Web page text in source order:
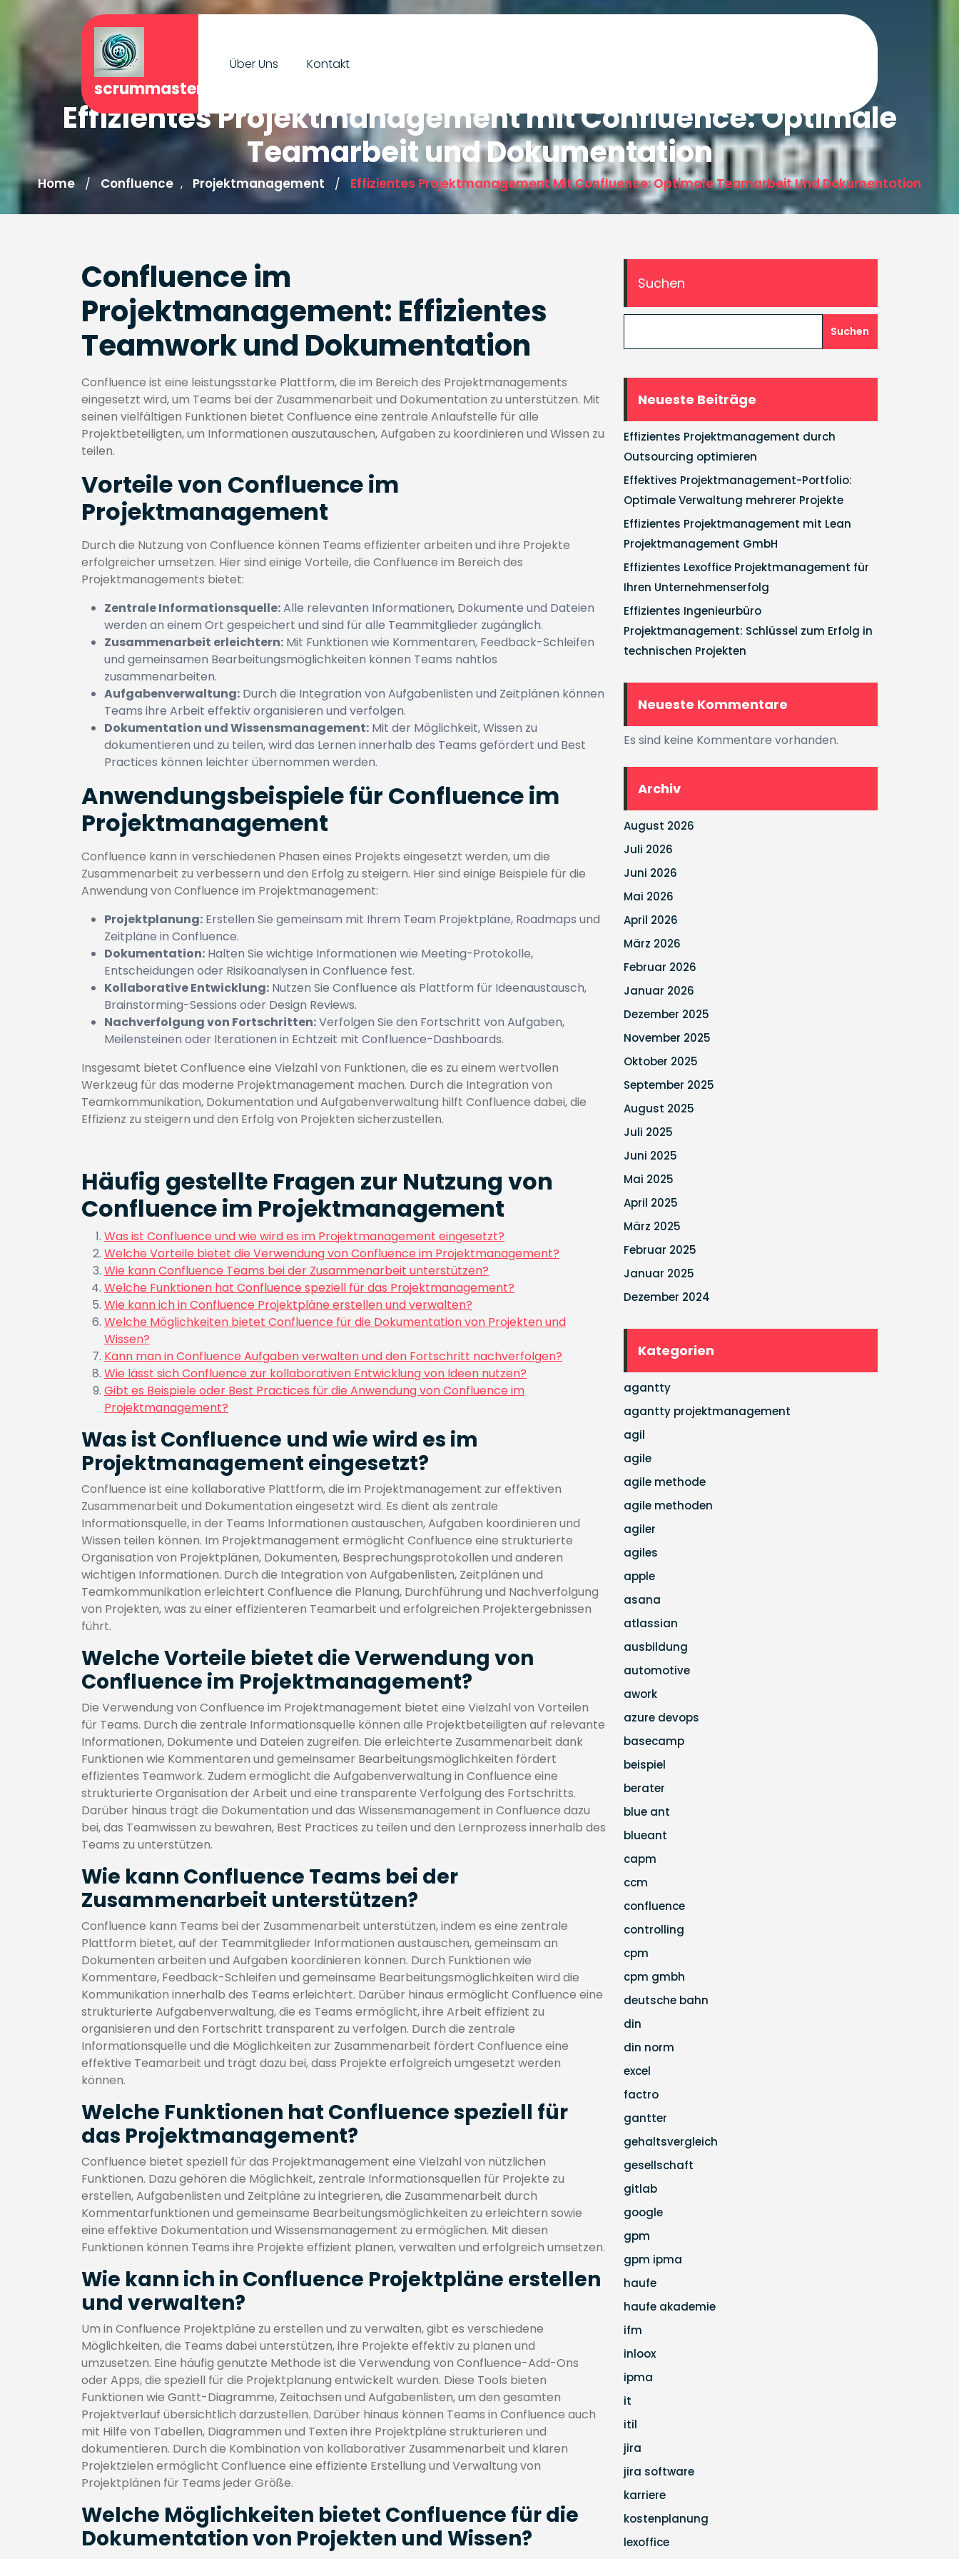
content
scrummasterjournal.de
Über Uns Kontakt
Effizientes Projektmanagement mit Confluence: Optimale
Teamarbeit und Dokumentation
Home / Confluence , Projektmanagement / Effizientes Projektmanagement Mit Confluence: Optimale Teamarbeit Und Dokumentation
Confluence im
Projektmanagement: Effizientes
Teamwork und Dokumentation
Confluence ist eine leistungsstarke Plattform, die im Bereich des Projektmanagements
eingesetzt wird, um Teams bei der Zusammenarbeit und Dokumentation zu unterstützen. Mit
seinen vielfältigen Funktionen bietet Confluence eine zentrale Anlaufstelle für alle
Projektbeteiligten, um Informationen auszutauschen, Aufgaben zu koordinieren und Wissen zu
teilen.
Vorteile von Confluence im
Projektmanagement
Durch die Nutzung von Confluence können Teams effizienter arbeiten und ihre Projekte
erfolgreicher umsetzen. Hier sind einige Vorteile, die Confluence im Bereich des
Projektmanagements bietet:
Zentrale Informationsquelle:Alle relevanten Informationen, Dokumente und Dateien
werden an einem Ort gespeichert und sind für alle Teammitglieder zugänglich.
Zusammenarbeit erleichtern: Mit Funktionen wie Kommentaren, Feedback-Schleifen
und gemeinsamen Bearbeitungsmöglichkeiten können Teams nahtlos
zusammenarbeiten.
Aufgabenverwaltung: Durch die Integration von Aufgabenlisten und Zeitplänen können
Teams ihre Arbeit effektiv organisieren und verfolgen.
Dokumentation und Wissensmanagement: Mit der Möglichkeit, Wissen zu
dokumentieren und zu teilen, wird das Lernen innerhalb des Teams gefördert und Best
Practices können leichter übernommen werden.
Anwendungsbeispiele für Confluence im
Projektmanagement
Confluence kann in verschiedenen Phasen eines Projekts eingesetzt werden, um die
Zusammenarbeit zu verbessern und den Erfolg zu steigern. Hier sind einige Beispiele für die
Anwendung von Confluence im Projektmanagement:
Projektplanung: Erstellen Sie gemeinsam mit Ihrem Team Projektpläne, Roadmaps und
Zeitpläne in Confluence.
Dokumentation: Halten Sie wichtige Informationen wie Meeting-Protokolle,
Entscheidungen oder Risikoanalysen in Confluence fest.
Kollaborative Entwicklung: Nutzen Sie Confluence als Plattform für Ideenaustausch,
Brainstorming-Sessions oder Design Reviews.
Nachverfolgung von Fortschritten:Verfolgen Sie den Fortschritt von Aufgaben,
Meilensteinen oder Iterationen in Echtzeit mit Confluence-Dashboards.
Insgesamt bietet Confluence eine Vielzahl von Funktionen, die es zu einem wertvollen
Werkzeug für das moderne Projektmanagement machen. Durch die Integration von
Teamkommunikation, Dokumentation und Aufgabenverwaltung hilft Confluence dabei, die
Effizienz zu steigern und den Erfolg von Projekten sicherzustellen.
Häufig gestellte Fragen zur Nutzung von
Confluence im Projektmanagement
Was ist Confluence und wie wird es im Projektmanagement eingesetzt?
Welche Vorteile bietet die Verwendung von Confluence im Projektmanagement?
Wie kann Confluence Teams bei der Zusammenarbeit unterstützen?
Welche Funktionen hat Confluence speziell für das Projektmanagement?
Wie kann ich in Confluence Projektpläne erstellen und verwalten?
Welche Möglichkeiten bietet Confluence für die Dokumentation von Projekten und
Wissen?
Kann man in Confluence Aufgaben verwalten und den Fortschritt nachverfolgen?
Wie lässt sich Confluence zur kollaborativen Entwicklung von Ideen nutzen?
Gibt es Beispiele oder Best Practices für die Anwendung von Confluence im
Projektmanagement?
Was ist Confluence und wie wird es im
Projektmanagement eingesetzt?
Confluence ist eine kollaborative Plattform, die im Projektmanagement zur effektiven
Zusammenarbeit und Dokumentation eingesetzt wird. Es dient als zentrale
Informationsquelle, in der Teams Informationen austauschen, Aufgaben koordinieren und
Wissen teilen können. Im Projektmanagement ermöglicht Confluence eine strukturierte
Organisation von Projektplänen, Dokumenten, Besprechungsprotokollen und anderen
wichtigen Informationen. Durch die Integration von Aufgabenlisten, Zeitplänen und
Teamkommunikation erleichtert Confluence die Planung, Durchführung und Nachverfolgung
von Projekten, was zu einer effizienteren Teamarbeit und erfolgreichen Projektergebnissen
führt.
Welche Vorteile bietet die Verwendung von
Confluence im Projektmanagement?
Die Verwendung von Confluence im Projektmanagement bietet eine Vielzahl von Vorteilen
für Teams. Durch die zentrale Informationsquelle können alle Projektbeteiligten auf relevante
Informationen, Dokumente und Dateien zugreifen. Die erleichterte Zusammenarbeit dank
Funktionen wie Kommentaren und gemeinsamer Bearbeitungsmöglichkeiten fördert
effizientes Teamwork. Zudem ermöglicht die Aufgabenverwaltung in Confluence eine
strukturierte Organisation der Arbeit und eine transparente Verfolgung des Fortschritts.
Darüber hinaus trägt die Dokumentation und das Wissensmanagement in Confluence dazu
bei, das Teamwissen zu bewahren, Best Practices zu teilen und den Lernprozess innerhalb des
Teams zu unterstützen.
Wie kann Confluence Teams bei der
Zusammenarbeit unterstützen?
Confluence kann Teams bei der Zusammenarbeit unterstützen, indem es eine zentrale
Plattform bietet, auf der Teammitglieder Informationen austauschen, gemeinsam an
Dokumenten arbeiten und Aufgaben koordinieren können. Durch Funktionen wie
Kommentare, Feedback-Schleifen und gemeinsame Bearbeitungsmöglichkeiten wird die
Kommunikation innerhalb des Teams erleichtert. Darüber hinaus ermöglicht Confluence eine
strukturierte Aufgabenverwaltung, die es Teams ermöglicht, ihre Arbeit effizient zu
organisieren und den Fortschritt transparent zu verfolgen. Durch die zentrale
Informationsquelle und die Möglichkeiten zur Zusammenarbeit fördert Confluence eine
effektive Teamarbeit und trägt dazu bei, dass Projekte erfolgreich umgesetzt werden
können.
Welche Funktionen hat Confluence speziell für
das Projektmanagement?
Confluence bietet speziell für das Projektmanagement eine Vielzahl von nützlichen
Funktionen. Dazu gehören die Möglichkeit, zentrale Informationsquellen für Projekte zu
erstellen, Aufgabenlisten und Zeitpläne zu integrieren, die Zusammenarbeit durch
Kommentarfunktionen und gemeinsame Bearbeitungsmöglichkeiten zu erleichtern sowie
eine effektive Dokumentation und Wissensmanagement zu ermöglichen. Mit diesen
Funktionen können Teams ihre Projekte effizient planen, verwalten und erfolgreich umsetzen.
Wie kann ich in Confluence Projektpläne erstellen
und verwalten?
Um in Confluence Projektpläne zu erstellen und zu verwalten, gibt es verschiedene
Möglichkeiten, die Teams dabei unterstützen, ihre Projekte effektiv zu planen und
umzusetzen. Eine häufig genutzte Methode ist die Verwendung von Confluence-Add-Ons
oder Apps, die speziell für die Projektplanung entwickelt wurden. Diese Tools bieten
Funktionen wie Gantt-Diagramme, Zeitachsen und Aufgabenlisten, um den gesamten
Projektverlauf übersichtlich darzustellen. Darüber hinaus können Teams in Confluence auch
mit Hilfe von Tabellen, Diagrammen und Texten ihre Projektpläne strukturieren und
dokumentieren. Durch die Kombination von kollaborativer Zusammenarbeit und klaren
Projektzielen ermöglicht Confluence eine effiziente Erstellung und Verwaltung von
Projektplänen für Teams jeder Größe.
Welche Möglichkeiten bietet Confluence für die
Dokumentation von Projekten und Wissen?
Suchen
Suchen
Neueste Beiträge
Effizientes Projektmanagement durch
Outsourcing optimieren
Effektives Projektmanagement-Portfolio:
Optimale Verwaltung mehrerer Projekte
Effizientes Projektmanagement mit Lean
Projektmanagement GmbH
Effizientes Lexoffice Projektmanagement für
Ihren Unternehmenserfolg
Effizientes Ingenieurbüro
Projektmanagement: Schlüssel zum Erfolg in
technischen Projekten
Neueste Kommentare
Es sind keine Kommentare vorhanden.
Archiv
August 2026
Juli 2026
Juni 2026
Mai 2026
April 2026
März 2026
Februar 2026
Januar 2026
Dezember 2025
November 2025
Oktober 2025
September 2025
August 2025
Juli 2025
Juni 2025
Mai 2025
April 2025
März 2025
Februar 2025
Januar 2025
Dezember 2024
Kategorien
agantty
agantty projektmanagement
agil
agile
agile methode
agile methoden
agiler
agiles
apple
asana
atlassian
ausbildung
automotive
awork
azure devops
basecamp
beispiel
berater
blue ant
blueant
capm
ccm
confluence
controlling
cpm
cpm gmbh
deutsche bahn
din
din norm
excel
factro
gantter
gehaltsvergleich
gesellschaft
gitlab
google
gpm
gpm ipma
haufe
haufe akademie
ifm
inloox
ipma
it
itil
jira
jira software
karriere
kostenplanung
lexoffice